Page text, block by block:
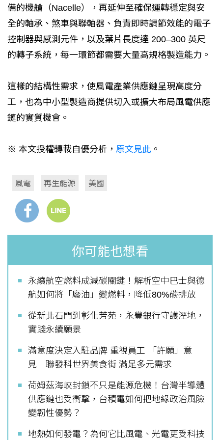
備的機艙（Nacelle），再延伸至確保運轉穩定與安
全的軸承、煞車與聯軸器、負責即時調節效能的電子
控制器與感測元件，以及葉片長度達 200–300 英尺
的轉子系統，每一環節都需要大量高規格製造能力。
這樣的結構性需求，使風電產業供應鏈呈現高度分
工，也為中小型製造商提供切入或擴大布局風電供應
鏈的實質機會。
※ 本文授權轉載自優分析， 原文見此 。
風電 再生能源 美國
你可能也想看
永續航空燃料成減碳關鍵！解析空中巴士與德
航如何將「廢油」變燃料，降低80%碳排放
從新北石門到彰化芳苑，永豐銀行守護溼地，
實踐永續願景
滿意度決定入駐品牌 重視員工 「許願」意
見 聯發科世界美食街 滿足多元需求
荷姆茲海峽封鎖不只是能源危機！台灣半導體
供應鏈也受衝擊，台積電如何把地緣政治風險
變韌性優勢？
地熱如何發電？為何它比風電、光電更受科技